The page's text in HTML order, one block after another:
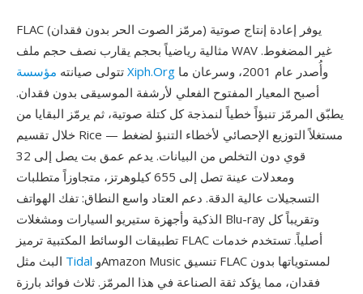
FLAC (مرمّز الصوت الحر بدون فقدان) يوفر إعادة إنتاج صوتية
مثالية رياضياً بحجم يقارب نصف حجم ملف WAV غير المضغوط.
تتولى صيانته مؤسسة Xiph.Org
أصبح المعيار المفتوح الفعلي لأرشفة الموسيقى بدون فقدان.
يطبّق المرمّز تنبؤاً خطياً لنمذجة كل كتلة صوتية، ثم يرمّز البقايا من
خلال تقسيم Rice — مستغلاً التوزيع الإحصائي لأخطاء التنبؤ لضغط
قوي دون التخلص من البيانات. يدعم عمق بت يصل إلى 32
ومعدلات عينة تصل إلى 655 كيلوهرتز، متجاوزاً متطلبات
التسجيلات عالية الدقة. دعم العتاد واسع النطاق: تفك الهواتف
الذكية وأجهزة ستيريو السيارات ومشغلات Blu-ray وتقريباً كل
تطبيقات الوسائط المكتبية ترميز FLAC أصلياً. تستخدم خدمات
Tidal
فقدان، مما يؤكد ثقة الصناعة في هذا المرمّز. ثلاث فوائد بارزة